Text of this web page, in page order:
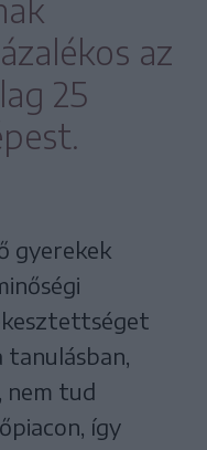
az
25
gyerekek
nem tud
így